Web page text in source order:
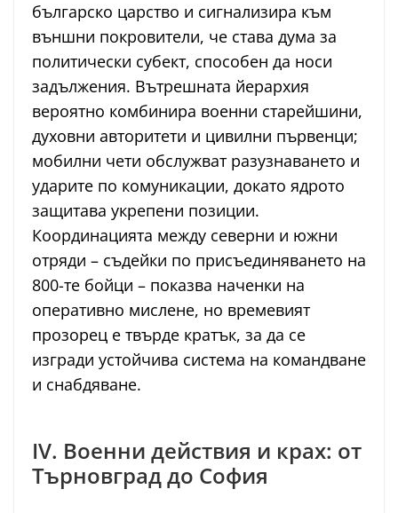
българско царство и сигнализира към
външни покровители, че става дума за
политически субект, способен да носи
задължения. Вътрешната йерархия
вероятно комбинира военни старейшини,
духовни авторитети и цивилни първенци;
мобилни чети обслужват разузнаването и
ударите по комуникации, докато ядрото
защитава укрепени позиции.
Координацията между северни и южни
отряди – съдейки по присъединяването на
800-те бойци – показва наченки на
оперативно мислене, но времевият
прозорец е твърде кратък, за да се
изгради устойчива система на командване
и снабдяване.
IV. Военни действия и крах: от
Търновград до София